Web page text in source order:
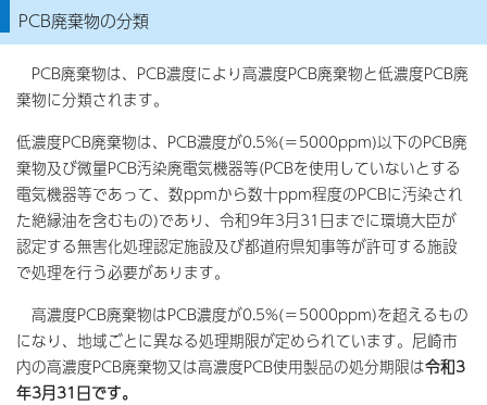
PCB廃棄物の分類
PCB廃棄物は、PCB濃度により高濃度PCB廃棄物と低濃度PCB廃
棄物に分類されます。
低濃度PCB廃棄物は、PCB濃度が0.5%(＝5000ppm)以下のPCB廃
棄物及び微量PCB汚染廃電気機器等(PCBを使用していないとする
電気機器等であって、数ppmから数十ppm程度のPCBに汚染され
た絶縁油を含むもの)であり、令和9年3月31日までに環境大臣が
認定する無害化処理認定施設及び都道府県知事等が許可する施設
で処理を行う必要があります。
高濃度PCB廃棄物はPCB濃度が0.5%(＝5000ppm)を超えるもの
になり、地域ごとに異なる処理期限が定められています。尼崎市
内の高濃度PCB廃棄物又は高濃度PCB使用製品の処分期限は令和3
年3月31日です。